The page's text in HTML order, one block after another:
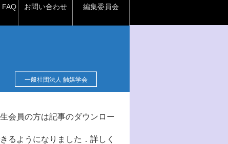
FAQ お問い合わせ 編集委員会
一般社団法人 触媒学会
会員の方は記事のダウンロー
るようになりました．詳しく